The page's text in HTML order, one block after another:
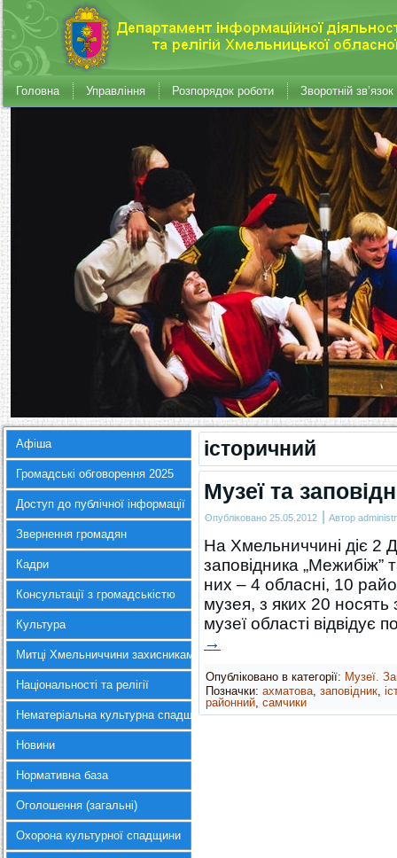
Головна Управління Розпорядок роботи Зворотній зв’язок
Афіша
Громадські обговорення 2025
Доступ до публічної інформації
Звернення громадян
Кадри
Консультації з громадськістю
Культура
Митці Хмельниччини захисникам України
Національності та релігії
Нематеріальна культурна спадщина
Новини
Нормативна база
Оголошення (загальні)
Охорона культурної спадщини
історичний
Музеї та
Опубліковано 25.05.2012 | Автор
На Хмельниччині діє 2
заповідника „Межибіж”
них – 4 обласні, 10
музея, з яких 20
музеї області відвідує
→
Опубліковано в категорії: Музеї.
Позначки: ахматова, заповідник,
районний, самчики